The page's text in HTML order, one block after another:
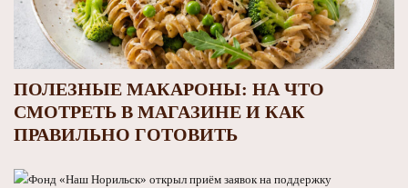
ПОЛЕЗНЫЕ МАКАРОНЫ: НА ЧТО
СМОТРЕТЬ В МАГАЗИНЕ И КАК
ПРАВИЛЬНО ГОТОВИТЬ